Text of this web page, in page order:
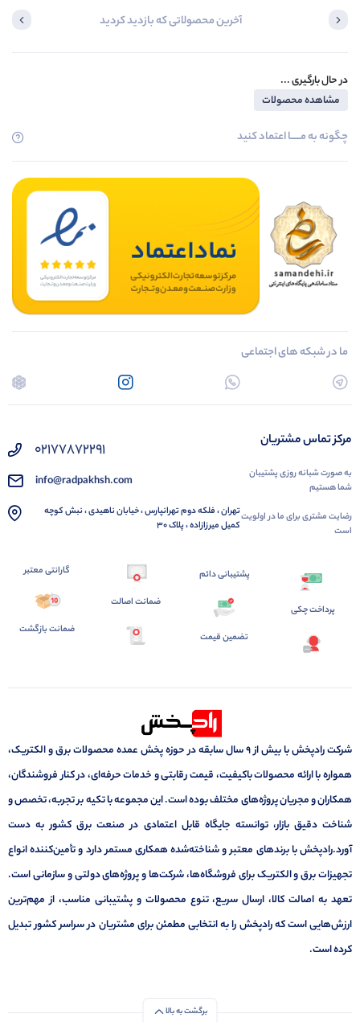
آخرین محصولاتی که بازدید کردید
در حال بارگیری ...
مشاهده محصولات
چگونه به مــــــا اعتماد کنید
ما در شبکه های اجتماعی
مرکز تماس مشتریان
به صورت شبانه روزی پشتیبان
شما هستیم
رضایت مشتری برای ما در اولویت
است
02177872291
info@radpakhsh.com
تهران ، فلکه دوم تهرانپارس ، خیابان ناهیدی ، نبش کوچه
کمیل میرزازاده ، پلاک 30
پرداخت چکی
پشتیبانی دائم
تضمین قیمت
ضمانت اصالت
گارانتی معتبر
ضمانت بازگشت
شرکت رادپخش با بیش از ۹ سال سابقه در حوزه پخش عمده محصولات برق و الکتریک،
همواره با ارائه محصولات باکیفیت، قیمت رقابتی و خدمات حرفه‌ای، در کنار فروشندگان،
همکاران و مجریان پروژه‌های مختلف بوده است. این مجموعه با تکیه بر تجربه، تخصص و
شناخت دقیق بازار، توانسته جایگاه قابل اعتمادی در صنعت برق کشور به دست
آورد.رادپخش با برندهای معتبر و شناخته‌شده همکاری مستمر دارد و تأمین‌کننده انواع
تجهیزات برق و الکتریک برای فروشگاه‌ها، شرکت‌ها و پروژه‌های دولتی و سازمانی است.
تعهد به اصالت کالا، ارسال سریع، تنوع محصولات و پشتیبانی مناسب، از مهم‌ترین
ارزش‌هایی است که رادپخش را به انتخابی مطمئن برای مشتریان در سراسر کشور تبدیل
کرده است.
برگشت به بالا